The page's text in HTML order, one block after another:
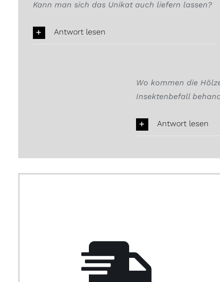
Kann man sich das Unikat auch liefern lassen?
Antwort lesen
Wo kommen die
Insektenbefall
Antwort lesen